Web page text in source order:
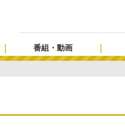
番組・動画